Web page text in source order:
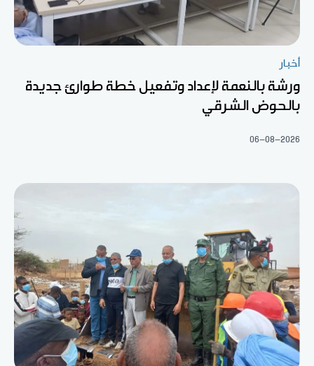
أخبار
ورشة بالنعمة لإعداد وتفعيل خطة طوارئ جديدة
بالحوض الشرقي
06-08-2026